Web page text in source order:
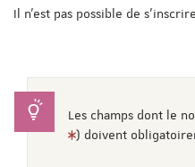
Il n'est pas possible de
Les champs dont le
) doivent